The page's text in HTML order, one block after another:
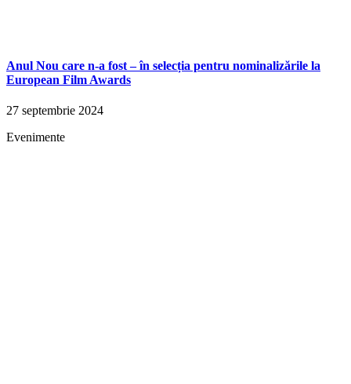
Anul Nou care n-a fost – în selecția pentru nominalizările la
European Film Awards
27 septembrie 2024
Evenimente